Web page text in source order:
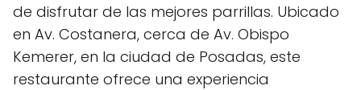
de disfrutar de las mejores parrillas. Ubicado
en Av. Costanera, cerca de Av. Obispo
Kemerer, en la ciudad de Posadas, este
restaurante ofrece una experiencia